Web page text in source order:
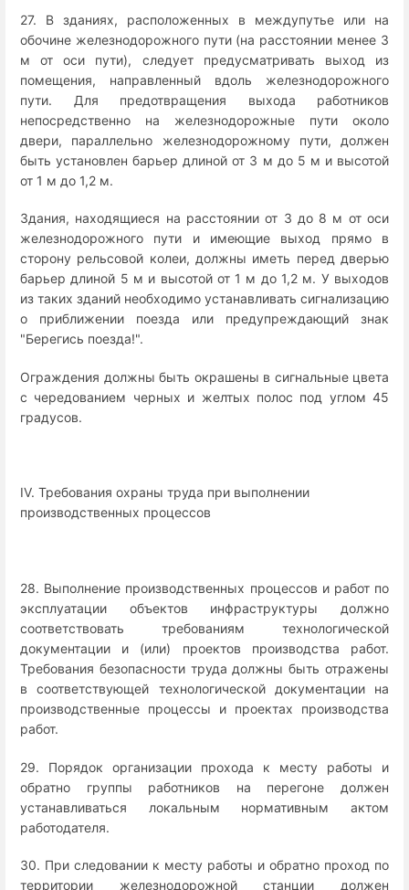
27. В зданиях, расположенных в междупутье или на
обочине железнодорожного пути (на расстоянии менее 3
м от оси пути), следует предусматривать выход из
помещения, направленный вдоль железнодорожного
пути. Для предотвращения выхода работников
непосредственно на железнодорожные пути около
двери, параллельно железнодорожному пути, должен
быть установлен барьер длиной от 3 м до 5 м и высотой
от 1 м до 1,2 м.
Здания, находящиеся на расстоянии от 3 до 8 м от оси
железнодорожного пути и имеющие выход прямо в
сторону рельсовой колеи, должны иметь перед дверью
барьер длиной 5 м и высотой от 1 м до 1,2 м. У выходов
из таких зданий необходимо устанавливать сигнализацию
о приближении поезда или предупреждающий знак
"Берегись поезда!".
Ограждения должны быть окрашены в сигнальные цвета
с чередованием черных и желтых полос под углом 45
градусов.
IV. Требования охраны труда при выполнении
производственных процессов
28. Выполнение производственных процессов и работ по
эксплуатации объектов инфраструктуры должно
соответствовать требованиям технологической
документации и (или) проектов производства работ.
Требования безопасности труда должны быть отражены
в соответствующей технологической документации на
производственные процессы и проектах производства
работ.
29. Порядок организации прохода к месту работы и
обратно группы работников на перегоне должен
устанавливаться локальным нормативным актом
работодателя.
30. При следовании к месту работы и обратно проход по
территории железнодорожной станции должен